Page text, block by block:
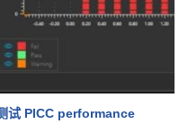
试 PICC performance